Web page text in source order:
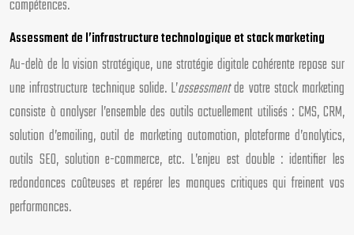
compétences.
Assessment de l’infrastructure technologique et stack marketing
Au-delà de la vision stratégique, une stratégie digitale cohérente repose sur
une infrastructure technique solide. L’assessmentde votre stack marketing
consiste à analyser l’ensemble des outils actuellement utilisés : CMS, CRM,
solution d’emailing, outil de marketing automation, plateforme d’analytics,
outils SEO, solution e-commerce, etc. L’enjeu est double : identifier les
redondances coûteuses et repérer les manques critiques qui freinent vos
performances.